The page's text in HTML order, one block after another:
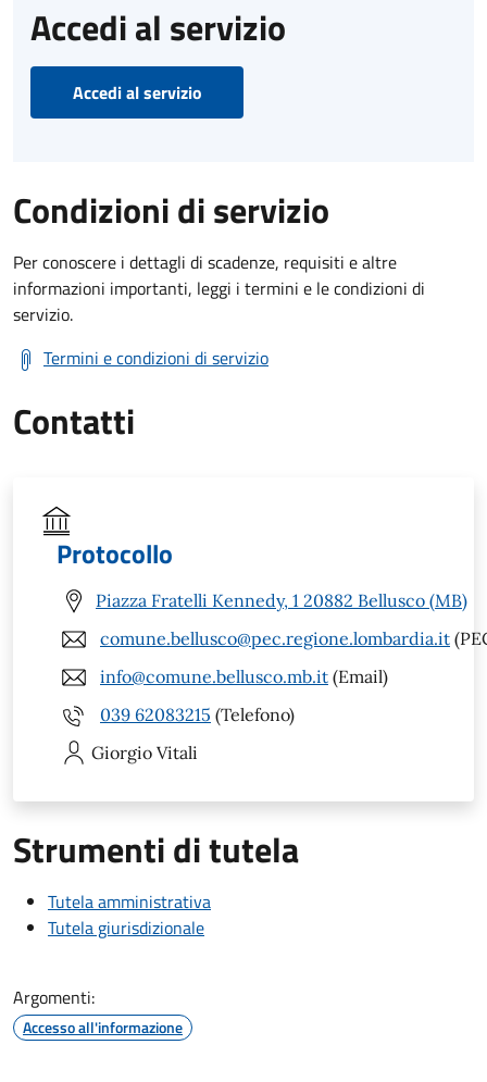
Accedi al servizio
Accedi al servizio
Condizioni di servizio
Per conoscere i dettagli di scadenze, requisiti e altre
informazioni importanti, leggi i termini e le condizioni di
servizio.
Termini e condizioni di servizio
Contatti
Protocollo
Piazza Fratelli Kennedy, 1 20882 Bellusco (MB)
comune.bellusco@pec.regione.lombardia.it
info@comune.bellusco.mb.it (Email)
039 62083215 (Telefono)
Giorgio Vitali
Strumenti di tutela
Tutela amministrativa
Tutela giurisdizionale
Argomenti:
Accesso all'informazione